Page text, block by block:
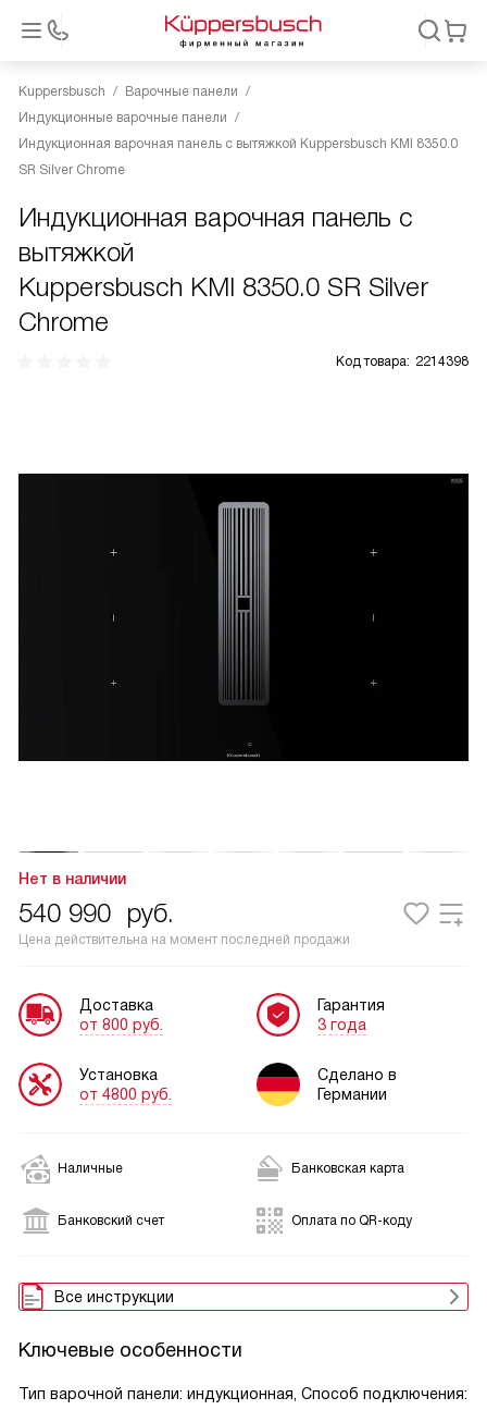
Kuppersbusch
Варочные панели
Индукционные варочные панели
Индукционная варочная панель с вытяжкой Kuppersbusch KMI 8350.0
SR Silver Chrome
Индукционная варочная панель с
вытяжкой
Kuppersbusch KMI 8350.0 SR Silver
Chrome
Код товара: 2214398
Нет в наличии
540 990 руб.
Цена действительна на момент последней продажи
Доставка
от 800 руб.
Установка
от 4800 руб.
Гарантия
3 года
Сделано в
Германии
Наличные Банковская карта
Банковский счет Оплата по QR-коду
Все инструкции
Ключевые особенности
Тип варочной панели: индукционная, Способ подключения: